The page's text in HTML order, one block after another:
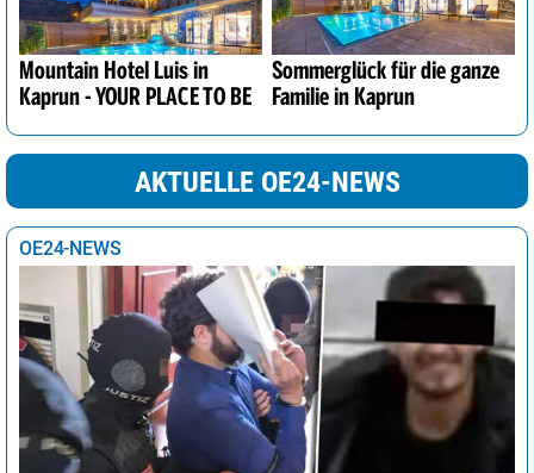
Mountain Hotel Luis in
Kaprun - YOUR PLACE TO BE
Sommerglück für die ganze
Familie in Kaprun
AKTUELLE OE24-NEWS
OE24-NEWS